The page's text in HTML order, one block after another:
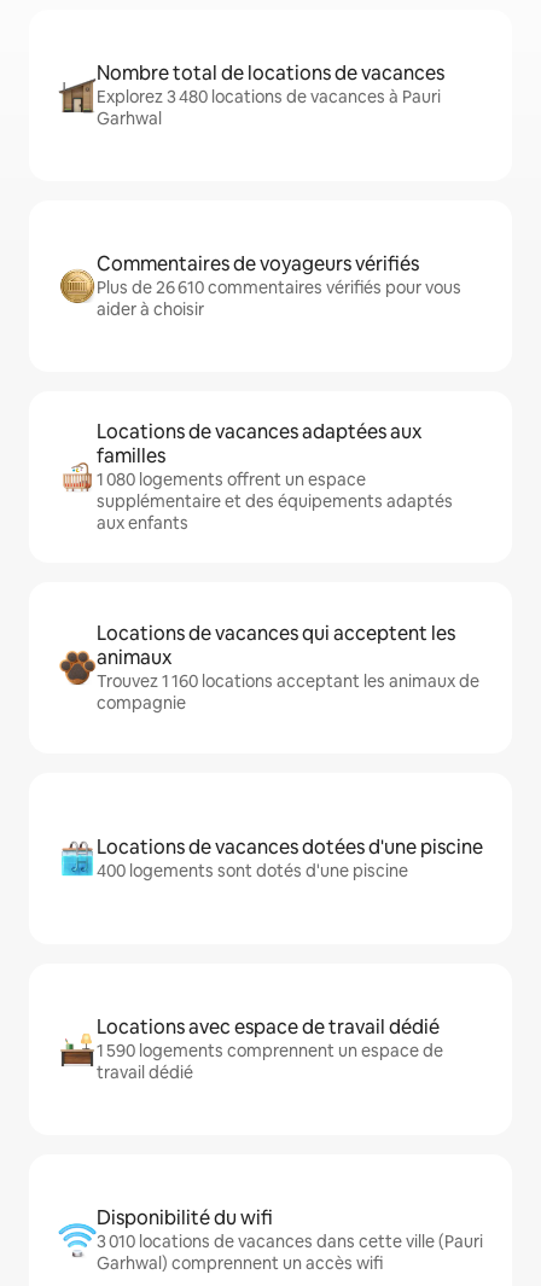
Nombre total de locations de vacances
Explorez 3 480 locations de vacances à Pauri
Garhwal
Commentaires de voyageurs vérifiés
Plus de 26 610 commentaires vérifiés pour vous
aider à choisir
Locations de vacances adaptées aux
familles
1 080 logements offrent un espace
supplémentaire et des équipements adaptés
aux enfants
Locations de vacances qui acceptent les
animaux
Trouvez 1 160 locations acceptant les animaux de
compagnie
Locations de vacances dotées d'une piscine
400 logements sont dotés d'une piscine
Locations avec espace de travail dédié
1 590 logements comprennent un espace de
travail dédié
Disponibilité du wifi
3 010 locations de vacances dans cette ville (Pauri
Garhwal) comprennent un accès wifi